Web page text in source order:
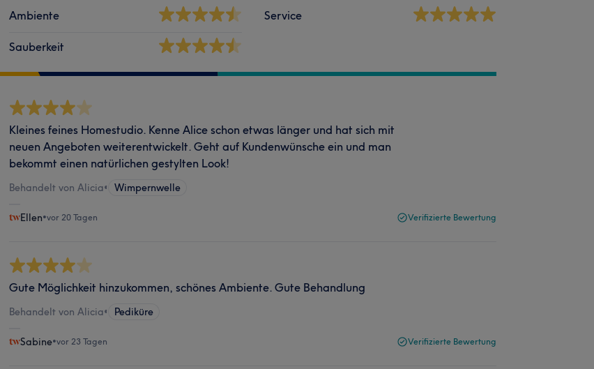
Ambiente
Sauberkeit
Service
Kleines feines Homestudio. Kenne Alice schon etwas länger und hat sich mit
neuen Angeboten weiterentwickelt. Geht auf Kundenwünsche ein und man
bekommt einen natürlichen gestylten Look!
Behandelt von Alicia• Wimpernwelle
Ellen•vor 20 Tagen Verifizierte Bewertung
Gute Möglichkeit hinzukommen, schönes Ambiente. Gute Behandlung
Behandelt von Alicia• Pediküre
Sabine•vor 23 Tagen Verifizierte Bewertung